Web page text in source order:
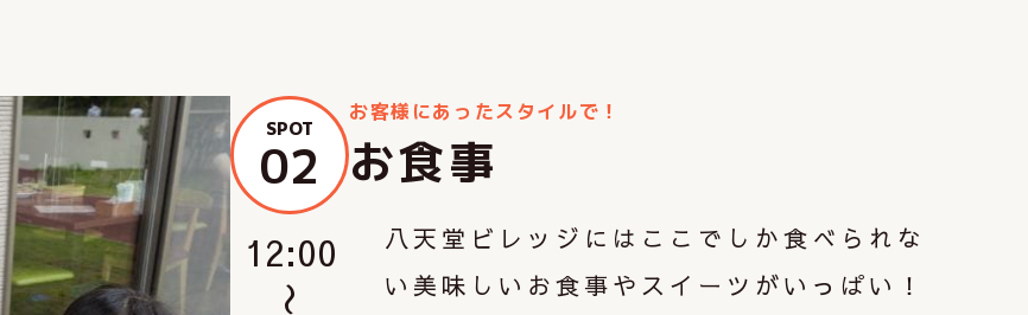
SPOT
02
お客様にあったスタイルで！
お食事
12:00
八天堂ビレッジにはここでしか食べられな
い美味しいお食事やスイーツがいっぱい！